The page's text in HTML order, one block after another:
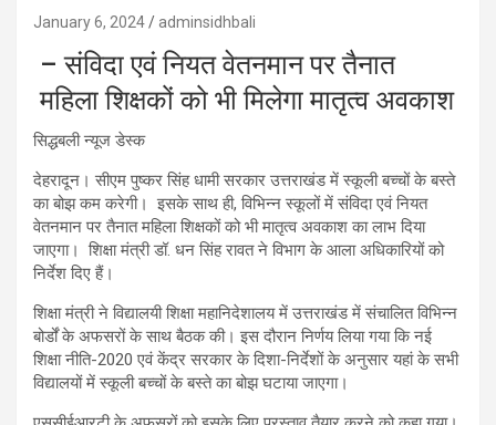
January 6, 2024 adminsidhbali
– संविदा एवं नियत वेतनमान पर तैनात
महिला शिक्षकों को भी मिलेगा मातृत्व अवकाश
सिद्धबली न्यूज डेस्क
देहरादून। सीएम पुष्कर सिंह धामी सरकार उत्तराखंड में स्कूली बच्चों के बस्ते
का बोझ कम करेगी। इसके साथ ही, विभिन्न स्कूलों में संविदा एवं नियत
वेतनमान पर तैनात महिला शिक्षकों को भी मातृत्व अवकाश का लाभ दिया
जाएगा। शिक्षा मंत्री डॉ. धन सिंह रावत ने विभाग के आला अधिकारियों को
निर्देश दिए हैं।
शिक्षा मंत्री ने विद्यालयी शिक्षा महानिदेशालय में उत्तराखंड में संचालित विभिन्न
बोर्डों के अफसरों के साथ बैठक की। इस दौरान निर्णय लिया गया कि नई
शिक्षा नीति-2020 एवं केंद्र सरकार के दिशा-निर्देशों के अनुसार यहां के सभी
विद्यालयों में स्कूली बच्चों के बस्ते का बोझ घटाया जाएगा।